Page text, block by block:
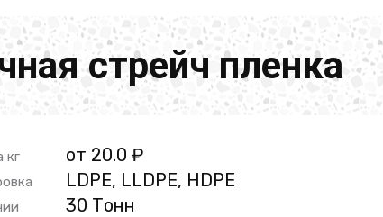
стрейч пленка
кг от 20.0 ₽
LDPE, LLDPE, HDPE
30 Тонн